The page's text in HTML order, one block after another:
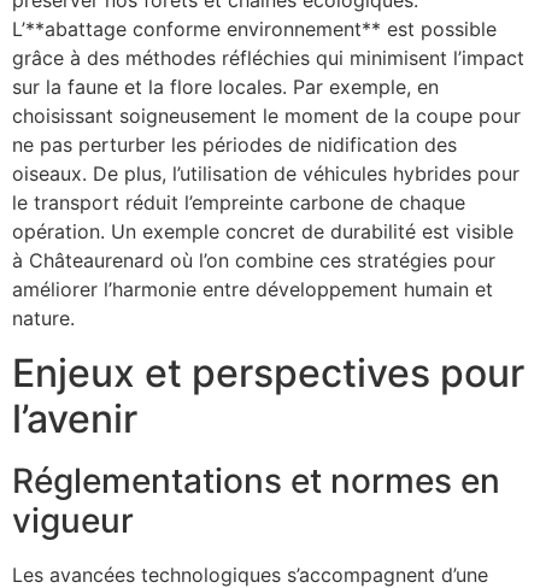
L’**abattage conforme environnement** est possible
grâce à des méthodes réfléchies qui minimisent l’impact
sur la faune et la flore locales. Par exemple, en
choisissant soigneusement le moment de la coupe pour
ne pas perturber les périodes de nidification des
oiseaux. De plus, l’utilisation de véhicules hybrides pour
le transport réduit l’empreinte carbone de chaque
opération. Un exemple concret de durabilité est visible
à Châteaurenard où l’on combine ces stratégies pour
améliorer l’harmonie entre développement humain et
nature.
Enjeux et perspectives pour
l’avenir
Réglementations et normes en
vigueur
Les avancées technologiques s’accompagnent d’une